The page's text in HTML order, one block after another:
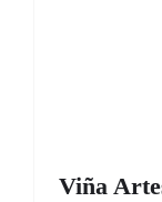
Viña